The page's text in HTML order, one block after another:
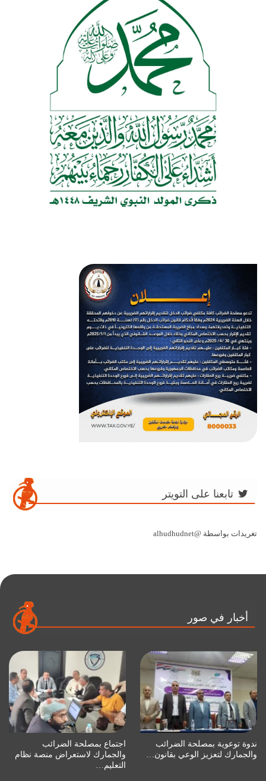
تابعنا على التويتر
تغريدات بواسطة @alhudhudnet
أخبار في صور
ندوة توعوية بمصلحة الضرائب
والجمارك لتعزيز الوعي بقانون…
اجتماع بمصلحة الضرائب
والجمارك لاستعراض منصة نظام
التعليم…